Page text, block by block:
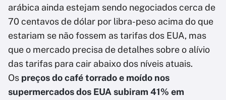
arábica ainda estejam sendo negociados cerca de
70 centavos de dólar por libra-peso acima do que
estariam se não fossem as tarifas dos EUA, mas
que o mercado precisa de detalhes sobre o alívio
das tarifas para cair abaixo dos níveis atuais.
Os preços do café torrado e moído nos
supermercados dos EUA subiram 41% em